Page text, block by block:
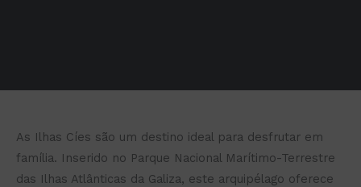
As Ilhas Cíes são um destino ideal para desfrutar em
família. Inserido no Parque Nacional Marítimo-Terrestre
das Ilhas Atlânticas da Galiza, este arquipélago oferece